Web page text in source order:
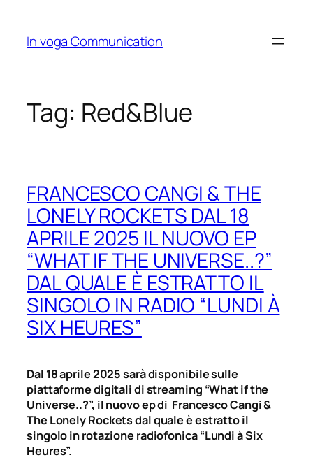
content
In voga Communication
Tag: Red&Blue
FRANCESCO CANGI & THE
LONELY ROCKETS DAL 18
APRILE 2025 IL NUOVO EP
“WHAT IF THE UNIVERSE..?”
DAL QUALE È ESTRATTO IL
SINGOLO IN RADIO “LUNDI À
SIX HEURES”
Dal 18 aprile 2025 sarà disponibile sulle
piattaforme digitali di streaming “What if the
Universe..?”, il nuovo ep di Francesco Cangi &
The Lonely Rockets dal quale è estratto il
singolo in rotazione radiofonica “Lundi à Six
Heures”.